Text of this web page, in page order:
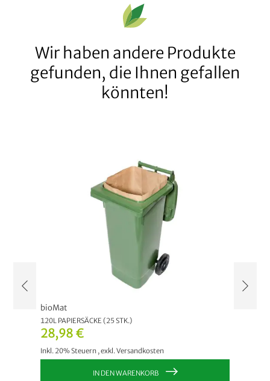
Wir haben andere Produkte
gefunden, die Ihnen gefallen
könnten!
28,98 €
Inkl. 20% Steuern ,exkl.Versandkosten
bioMat
120L PAPIERSÄCKE (25 STK.)
IN DEN WARENKORB